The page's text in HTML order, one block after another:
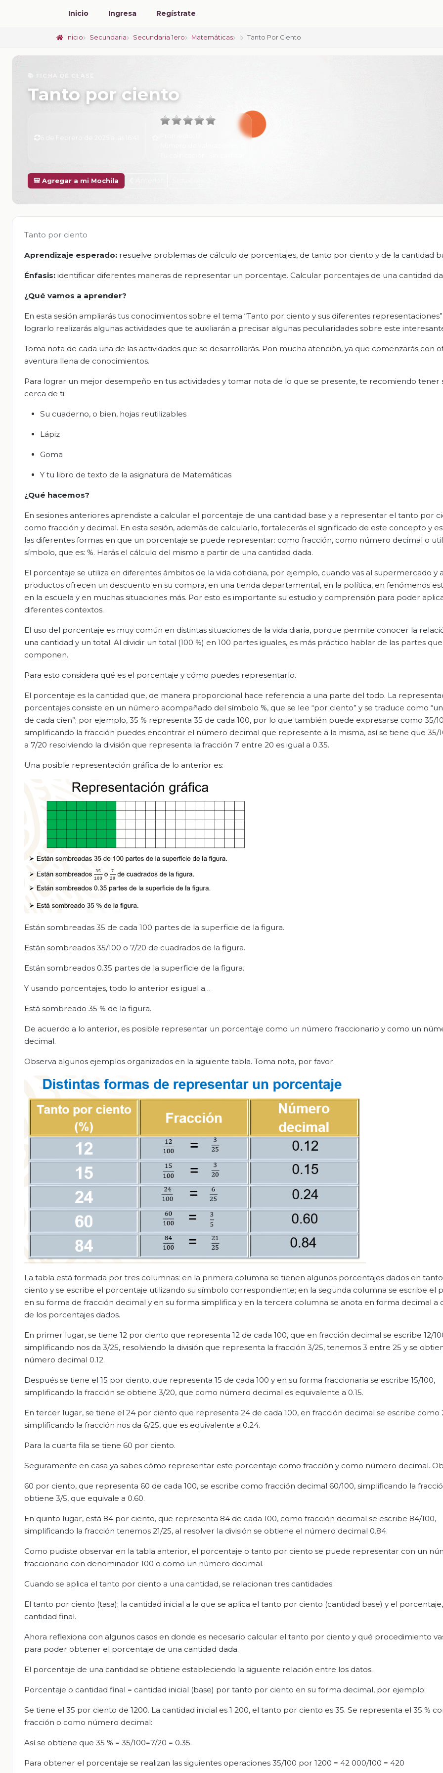
Inicio Ingresa Regístrate
Inicio Secundaria Secundaria 1ero Matemáticas I Tanto Por Ciento
📚 FICHA DE CLASE
Tanto por ciento
🎒 Agregar a mi Mochila
Tanto por ciento
Aprendizaje esperado: resuelve problemas de cálculo de porcentajes, de tanto por ciento y de la cantidad
Énfasis: identificar diferentes maneras de representar un porcentaje. Calcular porcentajes de una cantidad
¿Qué vamos a aprender?
En esta sesión ampliarás tus conocimientos sobre el tema “Tanto por ciento y sus diferentes
lograrlo realizarás algunas actividades que te auxiliarán a precisar algunas peculiaridades sobre este
Toma nota de cada una de las actividades que se desarrollarás. Pon mucha atención, ya que comenzarás con
aventura llena de conocimientos.
Para lograr un mejor desempeño en tus actividades y tomar nota de lo que se presente, te recomiendo tener
cerca de ti:
Su cuaderno, o bien, hojas reutilizables
Lápiz
Goma
Y tu libro de texto de la asignatura de Matemáticas
¿Qué hacemos?
En sesiones anteriores aprendiste a calcular el porcentaje de una cantidad base y a representar el tanto por
como fracción y decimal. En esta sesión, además de calcularlo, fortalecerás el significado de este concepto y
las diferentes formas en que un porcentaje se puede representar: como fracción, como número decimal o
símbolo, que es: %. Harás el cálculo del mismo a partir de una cantidad dada.
El porcentaje se utiliza en diferentes ámbitos de la vida cotidiana, por ejemplo, cuando vas al supermercado y
productos ofrecen un descuento en su compra, en una tienda departamental, en la política, en fenómenos
en la escuela y en muchas situaciones más. Por esto es importante su estudio y comprensión para poder
diferentes contextos.
El uso del porcentaje es muy común en distintas situaciones de la vida diaria, porque permite conocer la
una cantidad y un total. Al dividir un total (100 %) en 100 partes iguales, es más práctico hablar de las partes
componen.
Para esto considera qué es el porcentaje y cómo puedes representarlo.
El porcentaje es la cantidad que, de manera proporcional hace referencia a una parte del todo. La
porcentajes consiste en un número acompañado del símbolo %, que se lee “por ciento” y se traduce como
de cada cien”; por ejemplo, 35 % representa 35 de cada 100, por lo que también puede expresarse como 35/
simplificando la fracción puedes encontrar el número decimal que represente a la misma, así se tiene que 35/
a 7/20 resolviendo la división que representa la fracción 7 entre 20 es igual a 0.35.
Una posible representación gráfica de lo anterior es:
Están sombreadas 35 de cada 100 partes de la superficie de la figura.
Están sombreados 35/100 o 7/20 de cuadrados de la figura.
Están sombreados 0.35 partes de la superficie de la figura.
Y usando porcentajes, todo lo anterior es igual a…
Está sombreado 35 % de la figura.
De acuerdo a lo anterior, es posible representar un porcentaje como un número fraccionario y como un
decimal.
Observa algunos ejemplos organizados en la siguiente tabla. Toma nota, por favor.
La tabla está formada por tres columnas: en la primera columna se tienen algunos porcentajes dados en
ciento y se escribe el porcentaje utilizando su símbolo correspondiente; en la segunda columna se escribe el
en su forma de fracción decimal y en su forma simplifica y en la tercera columna se anota en forma decimal a
de los porcentajes dados.
En primer lugar, se tiene 12 por ciento que representa 12 de cada 100, que en fracción decimal se escribe 12/
simplificando nos da 3/25, resolviendo la división que representa la fracción 3/25, tenemos 3 entre 25 y se
número decimal 0.12.
Después se tiene el 15 por ciento, que representa 15 de cada 100 y en su forma fraccionaria se escribe 15/100,
simplificando la fracción se obtiene 3/20, que como número decimal es equivalente a 0.15.
En tercer lugar, se tiene el 24 por ciento que representa 24 de cada 100, en fracción decimal se escribe como
simplificando la fracción nos da 6/25, que es equivalente a 0.24.
Para la cuarta fila se tiene 60 por ciento.
Seguramente en casa ya sabes cómo representar este porcentaje como fracción y como número decimal.
60 por ciento, que representa 60 de cada 100, se escribe como fracción decimal 60/100, simplificando la
obtiene 3/5, que equivale a 0.60.
En quinto lugar, está 84 por ciento, que representa 84 de cada 100, como fracción decimal se escribe 84/100,
simplificando la fracción tenemos 21/25, al resolver la división se obtiene el número decimal 0.84.
Como pudiste observar en la tabla anterior, el porcentaje o tanto por ciento se puede representar con un
fraccionario con denominador 100 o como un número decimal.
Cuando se aplica el tanto por ciento a una cantidad, se relacionan tres cantidades:
El tanto por ciento (tasa); la cantidad inicial a la que se aplica el tanto por ciento (cantidad base) y el
cantidad final.
Ahora reflexiona con algunos casos en donde es necesario calcular el tanto por ciento y qué procedimiento
para poder obtener el porcentaje de una cantidad dada.
El porcentaje de una cantidad se obtiene estableciendo la siguiente relación entre los datos.
Porcentaje o cantidad final = cantidad inicial (base) por tanto por ciento en su forma decimal, por ejemplo:
Se tiene el 35 por ciento de 1200. La cantidad inicial es 1 200, el tanto por ciento es 35. Se representa el 35 %
fracción o como número decimal:
Así se obtiene que 35 % = 35/100=7/20 = 0.35.
Para obtener el porcentaje se realizan las siguientes operaciones 35/100 por 1200 = 42 000/100 = 420